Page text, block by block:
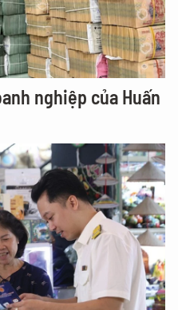
nghiệp của Huấn